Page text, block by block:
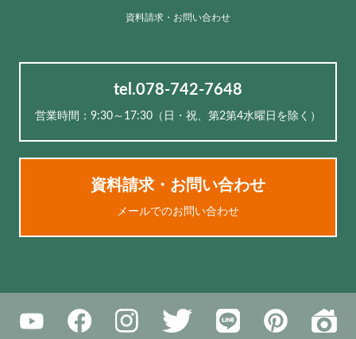
資料請求・お問い合わせ
tel.078-742-7648
営業時間：9:30～17:30（⽇・祝、第2第4水曜日を除く）
資料請求・お問い合わせ
メールでのお問い合わせ